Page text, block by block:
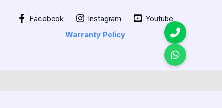
Facebook Instagram
Youtube
Warranty Policy